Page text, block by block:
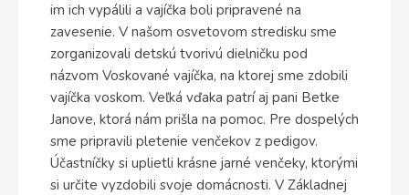
im ich vypálili a vajíčka boli pripravené na
zavesenie. V našom osvetovom stredisku sme
zorganizovali detskú tvorivú dielničku pod
názvom Voskované vajíčka, na ktorej sme zdobili
vajíčka voskom. Veľká vďaka patrí aj pani Betke
Janove, ktorá nám prišla na pomoc. Pre dospelých
sme pripravili pletenie venčekov z pedigov.
Účastníčky si uplietli krásne jarné venčeky, ktorými
si určite vyzdobili svoje domácnosti. V Základnej